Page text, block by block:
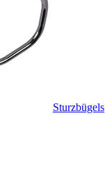
Sturzbügels